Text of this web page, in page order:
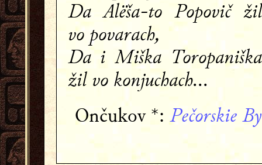
Da Alëša-to Popovič žil
vo povarach,
Da i Miška Toropaniška
žil vo konjuchach...
Ončukov *:Pečorskie